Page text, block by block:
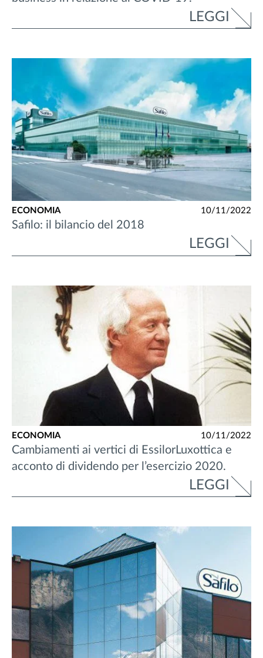
LEGGI
ECONOMIA 10/11/2022
Safilo: il bilancio del 2018
LEGGI
ECONOMIA 10/11/2022
Cambiamenti ai vertici di EssilorLuxottica e
acconto di dividendo per l’esercizio 2020.
LEGGI